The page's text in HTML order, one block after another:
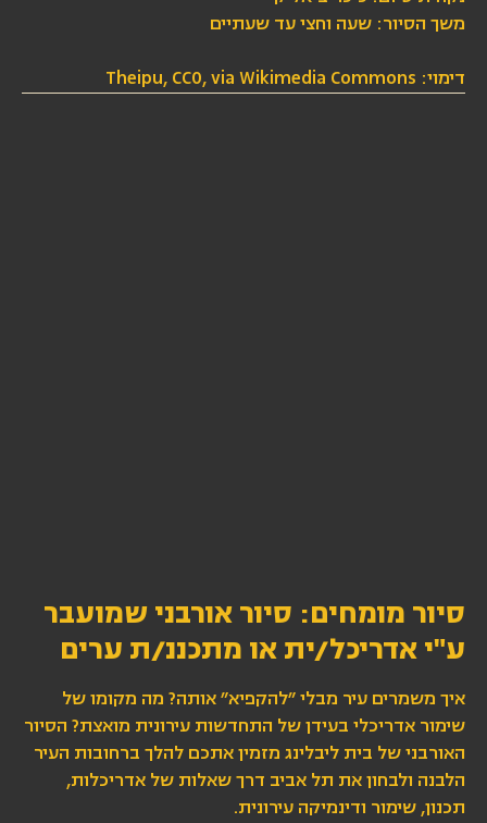
משך הסיור: שעה וחצי עד שעתיים
דימוי: Theipu, CC0, via Wikimedia Commons
סיור מומחים: סיור אורבני שמועבר
ע"י אדריכל/ית או מתכננ/ת ערים
איך משמרים עיר מבלי ״להקפיא״ אותה? מה מקומו של
שימור אדריכלי בעידן של התחדשות עירונית מואצת? הסיור
האורבני של בית ליבלינג מזמין אתכם להלך ברחובות העיר
הלבנה ולבחון את תל אביב דרך שאלות של אדריכלות,
תכנון, שימור ודינמיקה עירונית.